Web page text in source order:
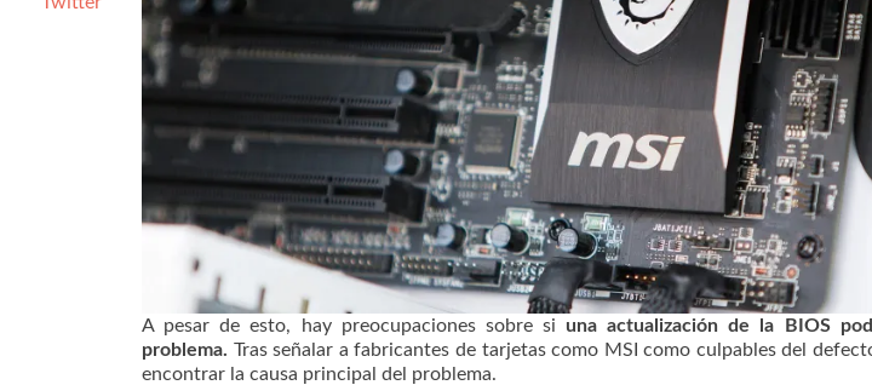
A pesar de esto, hay preocupaciones sobre si una actualización de la BIOS
problema. Tras señalar a fabricantes de tarjetas como MSI como culpables del
encontrar la causa principal del problema.